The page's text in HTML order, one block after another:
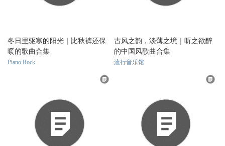
冬日里驱寒的阳光｜比秋裤还保
暖的歌曲合集
Piano Rock
古风之韵，淡薄之境｜听之欲醉
的中国风歌曲合集
流行音乐馆